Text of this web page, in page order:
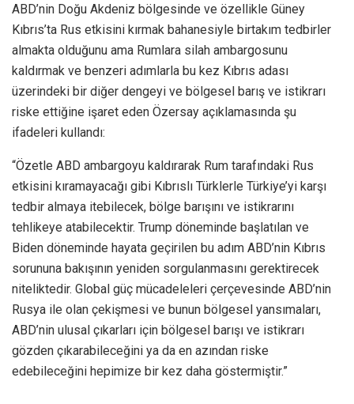
ABD’nin Doğu Akdeniz bölgesinde ve özellikle Güney
Kıbrıs’ta Rus etkisini kırmak bahanesiyle birtakım tedbirler
almakta olduğunu ama Rumlara silah ambargosunu
kaldırmak ve benzeri adımlarla bu kez Kıbrıs adası
üzerindeki bir diğer dengeyi ve bölgesel barış ve istikrarı
riske ettiğine işaret eden Özersay açıklamasında şu
ifadeleri kullandı:
“Özetle ABD ambargoyu kaldırarak Rum tarafındaki Rus
etkisini kıramayacağı gibi Kıbrıslı Türklerle Türkiye’yi karşı
tedbir almaya itebilecek, bölge barışını ve istikrarını
tehlikeye atabilecektir. Trump döneminde başlatılan ve
Biden döneminde hayata geçirilen bu adım ABD’nin Kıbrıs
sorununa bakışının yeniden sorgulanmasını gerektirecek
niteliktedir. Global güç mücadeleleri çerçevesinde ABD’nin
Rusya ile olan çekişmesi ve bunun bölgesel yansımaları,
ABD’nin ulusal çıkarları için bölgesel barışı ve istikrarı
gözden çıkarabileceğini ya da en azından riske
edebileceğini hepimize bir kez daha göstermiştir.”